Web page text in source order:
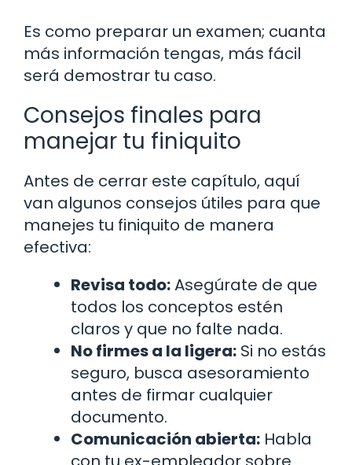
Es como preparar un examen; cuanta
más información tengas, más fácil
será demostrar tu caso.
Consejos finales para
manejar tu finiquito
Antes de cerrar este capítulo, aquí
van algunos consejos útiles para que
manejes tu finiquito de manera
efectiva:
Revisa todo:Asegúrate de que
todos los conceptos estén
claros y que no falte nada.
No firmes a la ligera: Si no estás
seguro, busca asesoramiento
antes de firmar cualquier
documento.
Comunicación abierta: Habla